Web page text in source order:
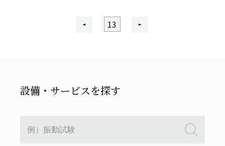
13(current)
設備・サービスを探す